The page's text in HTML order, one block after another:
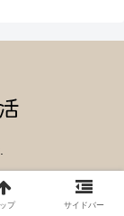
プ サイドバー